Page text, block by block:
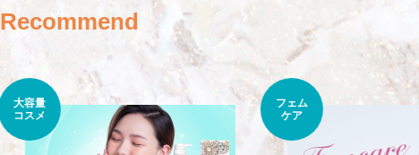
Recommend
フェム
ケア
海泥